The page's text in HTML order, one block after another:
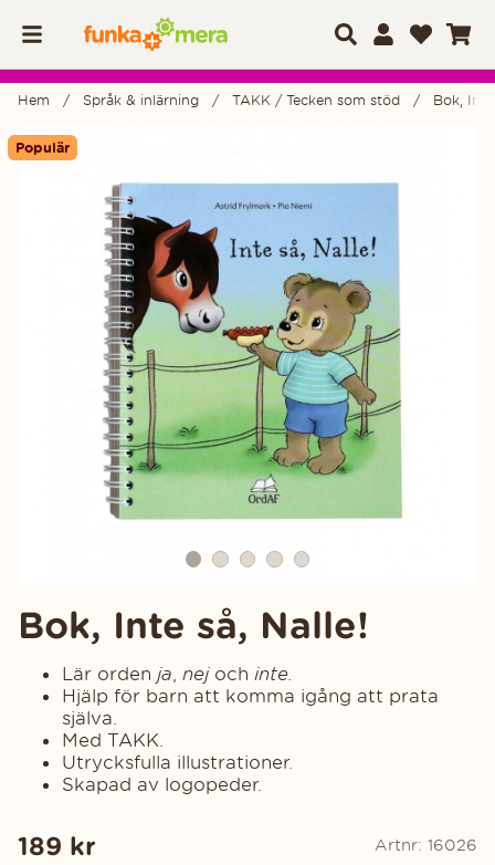
Hem Språk & inlärning TAKK / Tecken som stöd Bok,
Populär
Produktbilder
Bok, Inte så, Nalle!
Lär orden ja nejoch inte.
Hjälp för barn att komma igång att prata
själva.
Med TAKK.
Utrycksfulla illustrationer.
Skapad av logopeder.
189 kr Artnr: 16026